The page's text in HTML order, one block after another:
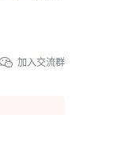
加入交流群